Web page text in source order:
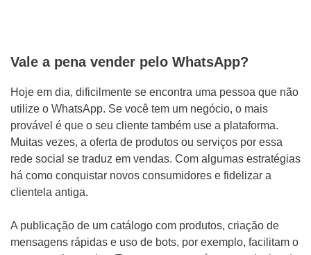
Vale a pena vender pelo WhatsApp?
Hoje em dia, dificilmente se encontra uma pessoa que não
utilize o WhatsApp. Se você tem um negócio, o mais
provável é que o seu cliente também use a plataforma.
Muitas vezes, a oferta de produtos ou serviços por essa
rede social se traduz em vendas. Com algumas estratégias
há como conquistar novos consumidores e fidelizar a
clientela antiga.
A publicação de um catálogo com produtos, criação de
mensagens rápidas e uso de bots, por exemplo, facilitam o
SEO (Ranking no Google)
Videos Animados
Marketing Digital
Outros